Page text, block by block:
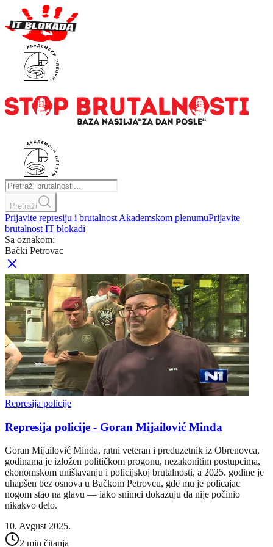
Pretraži
Prijavite represiju i brutalnost Akademskom plenumuPrijavite
brutalnost IT blokadi
Sa oznakom:
Bački Petrovac
Represija policije
Represija policije - Goran Mijailović Minda
Goran Mijailović Minda, ratni veteran i preduzetnik iz Obrenovca,
godinama je izložen političkom progonu, nezakonitim postupcima,
ekonomskom uništavanju i policijskoj brutalnosti, a 2025. godine je
uhapšen bez osnova u Bačkom Petrovcu, gde mu je policajac
nogom stao na glavu — iako snimci dokazuju da nije počinio
nikakvo delo.
10. Avgust 2025.
2 min čitanja